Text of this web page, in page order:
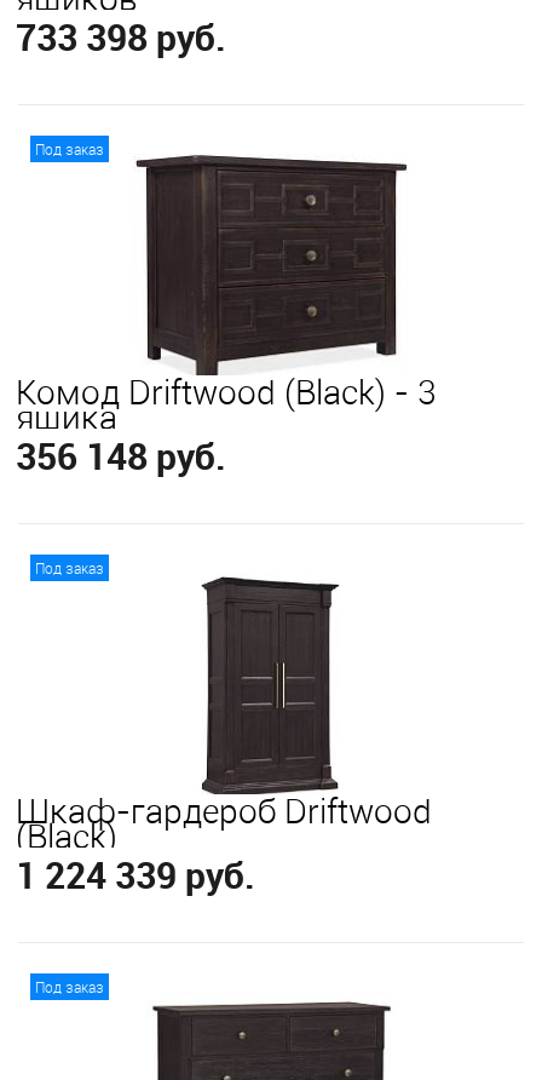
733 398 руб.
В корзину
Под заказ
Комод Driftwood (Black) - 3
ящика
356 148 руб.
Под заказ
Шкаф-гардероб Driftwood
(Black)
1 224 339 руб.
Под заказ